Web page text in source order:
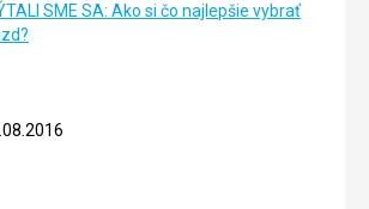
SME SA: Ako si čo najlepšie vybrať